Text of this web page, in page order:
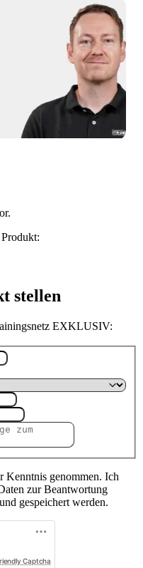
stellen
EXKLUSIV:
Kenntnis genommen. Ich
zur Beantwortung
gespeichert werden.
Captcha